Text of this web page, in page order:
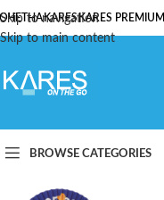
Skip to navigation
Skip to main content
KARESKARES PREMIUM
BROWSE CATEGORIES